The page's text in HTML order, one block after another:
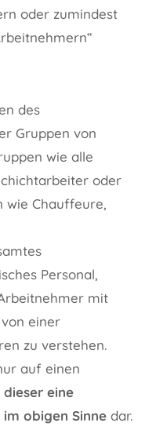
oder zumindest
des
Gruppen von
wie alle
oder
Chauffeure,
Personal,
mit
einer
zu verstehen.
auf einen
dieser eine
obigen Sinne dar.